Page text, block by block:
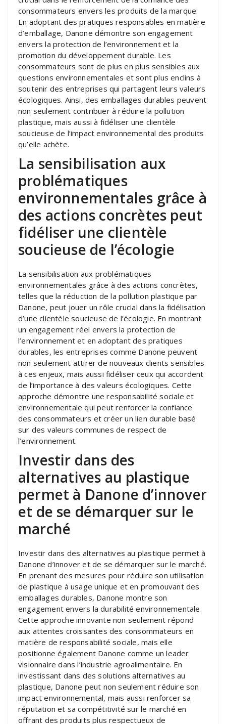
consommateurs envers les produits de la marque.
En adoptant des pratiques responsables en matière
d’emballage, Danone démontre son engagement
envers la protection de l’environnement et la
promotion du développement durable. Les
consommateurs sont de plus en plus sensibles aux
questions environnementales et sont plus enclins à
soutenir des entreprises qui partagent leurs valeurs
écologiques. Ainsi, des emballages durables peuvent
non seulement contribuer à réduire la pollution
plastique, mais aussi à fidéliser une clientèle
soucieuse de l’impact environnemental des produits
qu’elle achète.
La sensibilisation aux
problématiques
environnementales grâce à
des actions concrètes peut
fidéliser une clientèle
soucieuse de l’écologie
La sensibilisation aux problématiques
environnementales grâce à des actions concrètes,
telles que la réduction de la pollution plastique par
Danone, peut jouer un rôle crucial dans la fidélisation
d’une clientèle soucieuse de l’écologie. En montrant
un engagement réel envers la protection de
l’environnement et en adoptant des pratiques
durables, les entreprises comme Danone peuvent
non seulement attirer de nouveaux clients sensibles
à ces enjeux, mais aussi fidéliser ceux qui accordent
de l’importance à des valeurs écologiques. Cette
approche démontre une responsabilité sociale et
environnementale qui peut renforcer la confiance
des consommateurs et créer un lien durable basé
sur des valeurs communes de respect de
l’environnement.
Investir dans des
alternatives au plastique
permet à Danone d’innover
et de se démarquer sur le
marché
Investir dans des alternatives au plastique permet à
Danone d’innover et de se démarquer sur le marché.
En prenant des mesures pour réduire son utilisation
de plastique à usage unique et en promouvant des
emballages durables, Danone montre son
engagement envers la durabilité environnementale.
Cette approche innovante non seulement répond
aux attentes croissantes des consommateurs en
matière de responsabilité sociale, mais elle
positionne également Danone comme un leader
visionnaire dans l’industrie agroalimentaire. En
investissant dans des solutions alternatives au
plastique, Danone peut non seulement réduire son
impact environnemental, mais aussi renforcer sa
réputation et sa compétitivité sur le marché en
offrant des produits plus respectueux de